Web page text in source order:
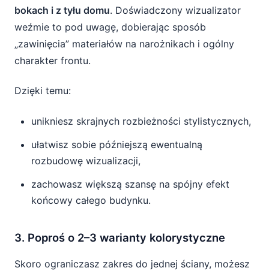
bokach i z tyłu domu. Doświadczony wizualizator
weźmie to pod uwagę, dobierając sposób
„zawinięcia” materiałów na narożnikach i ogólny
charakter frontu.
Dzięki temu:
unikniesz skrajnych rozbieżności stylistycznych,
ułatwisz sobie późniejszą ewentualną
rozbudowę wizualizacji,
zachowasz większą szansę na spójny efekt
końcowy całego budynku.
3. Poproś o 2–3 warianty kolorystyczne
Skoro ograniczasz zakres do jednej ściany, możesz